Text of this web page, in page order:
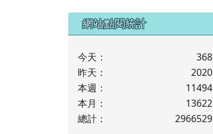
下中左區域內容
網站點閱統計
今天：
368
昨天：
2020
本週：
11494
本月：
13622
總計：
2966529